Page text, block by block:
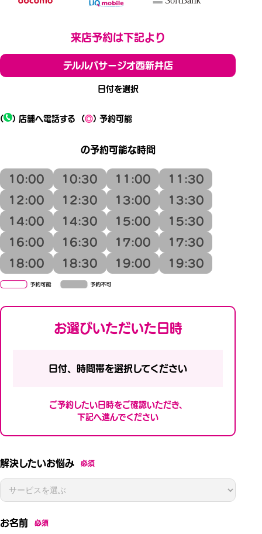
来店予約は下記より
テルルパサージオ西新井店
日付を選択
( ) 店舗へ電話する (◎) 予約可能
の予約可能な時間
10:00 10:30 11:00
11:30
12:00
12:30 13:00
13:30
14:00
14:30 15:00
15:30
16:00
16:30 17:00
17:30
18:00
18:30 19:00 19:30
お選びいただいた日時
日付、時間帯を選択してください
ご予約したい日時をご確認いただき、
下記へ進んでください
解決したいお悩み 必須
お名前 必須